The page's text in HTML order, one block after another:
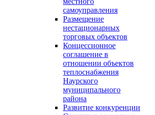
самоуправления
Размещение
нестационарных
торговых объектов
Концессионное
соглашение в
отношении объектов
теплоснабжения
Наурского
муниципального
района
Развитие конкуренции